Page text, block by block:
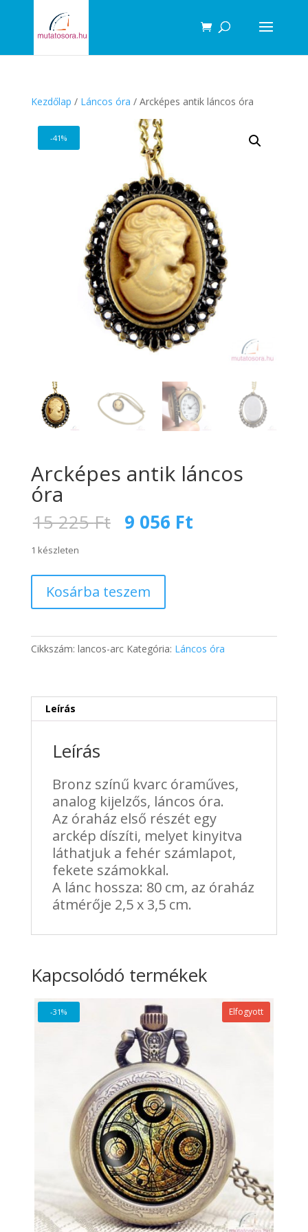
Kezdőlap / Láncos óra / Arcképes antik láncos óra
-41%
Arcképes antik láncos
óra
15 225Ft Original
price
15
225 Ft.
9 056 Ft
1 készleten
antik
láncos
mennyiség
Kosárba teszem
Cikkszám: lancos-arc Kategória: Láncos óra
Leírás
Leírás
Bronz színű kvarc óraműves,
analog kijelzős, láncos óra.
Az óraház első részét egy
arckép díszíti, melyet kinyitva
láthatjuk a fehér számlapot,
fekete számokkal.
A lánc hossza: 80 cm, az óraház
átmérője 2,5 x 3,5 cm.
Kapcsolódó termékek
-31% Elfogyott